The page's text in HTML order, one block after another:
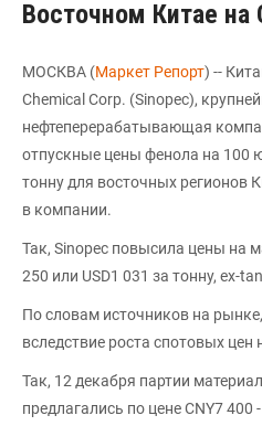
Восточном Китае на
МОСКВА (Маркет Репорт) --
Chemical Corp. (Sinopec),
нефтеперерабатывающая
отпускные цены фенола на 100
тонну для восточных регионов
в компании.
Так, Sinopec повысила цены на
250 или USD1 031 за тонну, ex-
По словам источников на
вследствие роста спотовых
Так, 12 декабря партии
предлагались по цене CNY7 400